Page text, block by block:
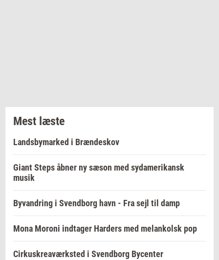
Mest læste
Landsbymarked i Brændeskov
Giant Steps åbner ny sæson med sydamerikansk
musik
Byvandring i Svendborg havn - Fra sejl til damp
Mona Moroni indtager Harders med melankolsk pop
Cirkuskreaværksted i Svendborg Bycenter